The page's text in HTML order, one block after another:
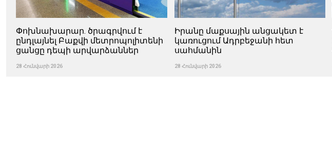
Փոխնախարար. ծրագրվում է
ընդլայնել Բաքվի մետրոպոլիտենի
ցանցը դեպի արվարձաններ
28 Հունվարի 2026
Իրանը մաքսային անցակետ է
կառուցում Ադրբեջանի հետ
սահմանին
28 Հունվարի 2026